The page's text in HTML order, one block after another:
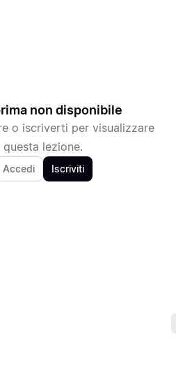
non disponibile
o iscriverti per visualizzare
questa lezione.
Accedi Iscriviti